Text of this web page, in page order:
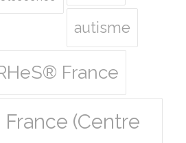
autisme
France
(Centre